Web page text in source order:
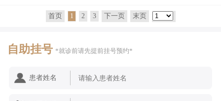
首页 1 2 3 下一页 末页
自助挂号 *就诊前请先提前挂号预约*
患者姓名